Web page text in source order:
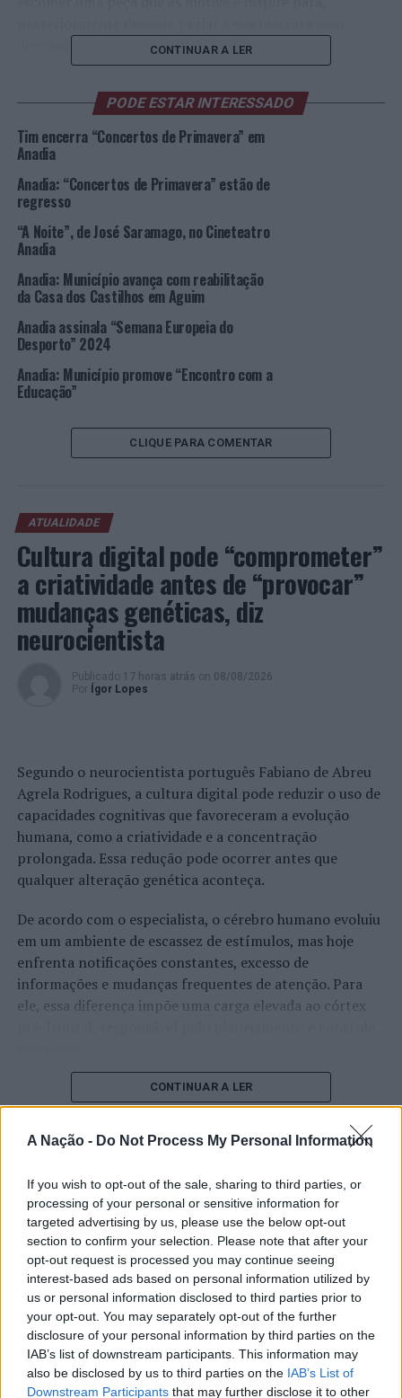
A Nação - Do Not Process My Personal Information
If you wish to opt-out of the sale, sharing to third parties, or
processing of your personal or sensitive information for
targeted advertising by us, please use the below opt-out
section to confirm your selection. Please note that after your
opt-out request is processed you may continue seeing
interest-based ads based on personal information utilized by
us or personal information disclosed to third parties prior to
your opt-out. You may separately opt-out of the further
disclosure of your personal information by third parties on the
IAB’s list of downstream participants. This information may
also be disclosed by us to third parties on the IAB’s List of
Downstream Participants that may further disclose it to other
diversas linguagens artísticas.
aos 15 anos. As inscrições, limitadas a 25 participantes,
devem ser efetuadas, através do telefone 231 519 780
(chamada para a rede fixa nacional) – Museu do Vinho
museuvinhobairrada.m.anadia@gmail.com
Foto: CMA.
TÓPICOS RELACIONADOS: ANADIA CARNAVAL
ENTRUDO
MUSEU DO VINHO BAIRRADA
PRÓXIMO
Luís Pedro Martins reeleito para liderar Turismo do
Porto e Norte por mais cinco anos
NÃO PERCA
protocolo com Associação de antigos parlamentares
CONTINUAR A LER
PODE ESTAR INTERESSADO
Tim encerra “Concertos de Primavera” em
Anadia
Anadia: “Concertos de Primavera” estão de
regresso
“A Noite”, de José Saramago, no Cineteatro
Anadia
Anadia: Município avança com reabilitação
da Casa dos Castilhos em Aguim
Anadia assinala “Semana Europeia do
Desporto” 2024
Anadia: Município promove “Encontro com a
Educação”
CLIQUE PARA COMENTAR
ATUALIDADE
Cultura digital pode “comprometer”
a criatividade antes de “provocar”
mudanças genéticas, diz
neurocientista
Publicado 17 horas atrás on 08/08/2026
Por
Ígor Lopes
Segundo o neurocientista português Fabiano de Abreu
Agrela Rodrigues, a cultura digital pode reduzir o uso de
capacidades cognitivas que favoreceram a evolução
humana, como a criatividade e a concentração
prolongada. Essa redução pode ocorrer antes que
qualquer alteração genética aconteça.
De acordo com o especialista, o cérebro humano evoluiu
em um ambiente de escassez de estímulos, mas hoje
enfrenta notificações constantes, excesso de
informações e mudanças frequentes de atenção. Para
ele, essa diferença impõe uma carga elevada ao córtex
O pesquisador afirma que plataformas digitais também
estimulam continuamente o sistema de recompensa do
cérebro, favorecendo a fadiga mental, a dificuldade de
manter a atenção e a procrastinação. Na sua visão,
aumentam a sensação de sobrecarga, enquanto o stress
prolongado pode elevar os níveis de cortisol e
prejudicar o desempenho cognitivo.
Fabiano de Abreu Agrela Rodrigues ressalta que não há
evidências de que o ambiente digital provoque mudanças
genéticas na espécie humana. A adaptação observada,
afirma, ocorre por meio da neuroplasticidade, processo
pelo qual os circuitos neurais se reorganizam em
resposta às experiências.
CONTINUAR A LER
“Millennium Estoril Open 2026”
regressou ao circuito ATP com
vitória do francês Luca Van Assche
Publicado 2 dias atrás on 07/08/2026
Por Ígor Lopes
O “Millennium Estoril Open 2026” decorreu entre os